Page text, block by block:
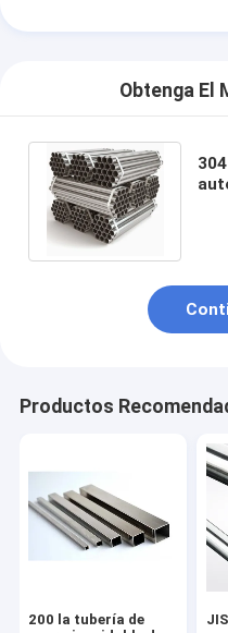
Obtenga El
Productos
200 la tubería de